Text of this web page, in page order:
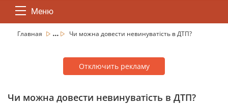
Меню
Главная ... Чи можна довести невинуватість в ДТП?
Отключить рекламу
Чи можна довести невинуватість в ДТП?